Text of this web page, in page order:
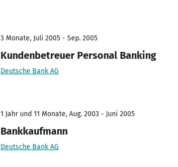
3 Monate, Juli 2005 - Sep. 2005
Kundenbetreuer Personal Banking
Deutsche Bank AG
1 Jahr und 11 Monate, Aug. 2003 - Juni 2005
Bankkaufmann
Deutsche Bank AG